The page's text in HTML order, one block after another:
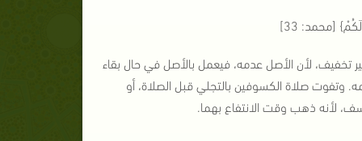
[محمد: 33]
تخفيف، لأن الأصل عدمه، فيعمل بالأصل في حال بقاء
صلاة الكسوفين بالتجلي قبل الصلاة، أو
لأنه ذهب وقت الانتفاع بهما.